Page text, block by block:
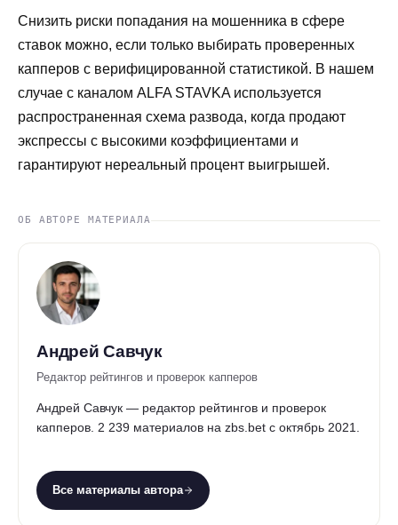
Снизить риски попадания на мошенника в сфере
ставок можно, если только выбирать проверенных
капперов с верифицированной статистикой. В нашем
случае с каналом ALFA STAVKA используется
распространенная схема развода, когда продают
экспрессы с высокими коэффициентами и
гарантируют нереальный процент выигрышей.
ОБ АВТОРЕ МАТЕРИАЛА
Андрей Савчук
Редактор рейтингов и проверок капперов
Андрей Савчук — редактор рейтингов и проверок
капперов. 2 239 материалов на zbs.bet с октябрь 2021.
Все материалы автора